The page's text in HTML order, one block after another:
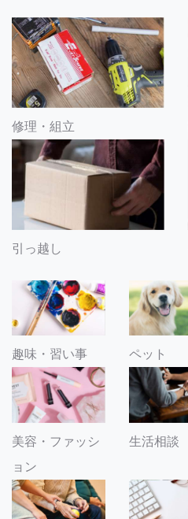
修理・組立
引っ越し
趣味・習い事 ペット
美容・ファッシ
ョン
生活相談